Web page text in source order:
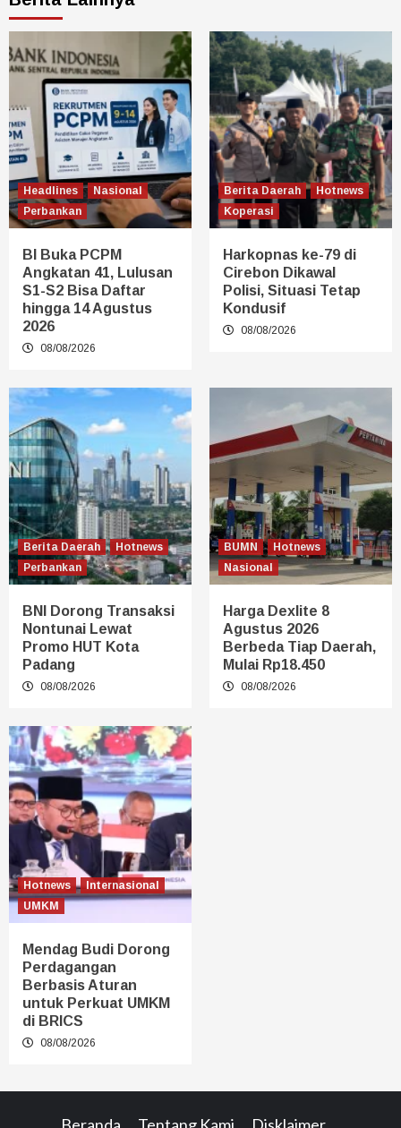
Headlines
Nasional
Perbankan
BI Buka PCPM
Angkatan 41, Lulusan
S1-S2 Bisa Daftar
hingga 14 Agustus
2026
08/08/2026
Berita Daerah
Hotnews
Koperasi
Harkopnas ke-79 di
Cirebon Dikawal
Polisi, Situasi Tetap
Kondusif
08/08/2026
Berita Daerah
Hotnews
Perbankan
BNI Dorong Transaksi
Nontunai Lewat
Promo HUT Kota
Padang
08/08/2026
BUMN
Hotnews
Nasional
Harga Dexlite 8
Agustus 2026
Berbeda Tiap Daerah,
Mulai Rp18.450
08/08/2026
Hotnews
Internasional
UMKM
Mendag Budi Dorong
Perdagangan
Berbasis Aturan
untuk Perkuat UMKM
di BRICS
08/08/2026